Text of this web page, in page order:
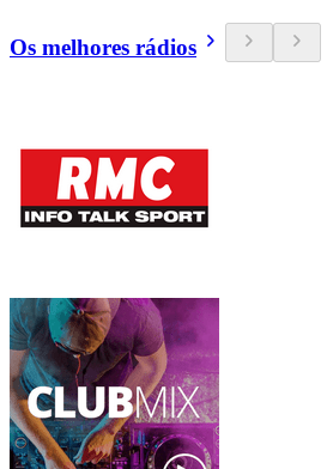
Os melhores rádios